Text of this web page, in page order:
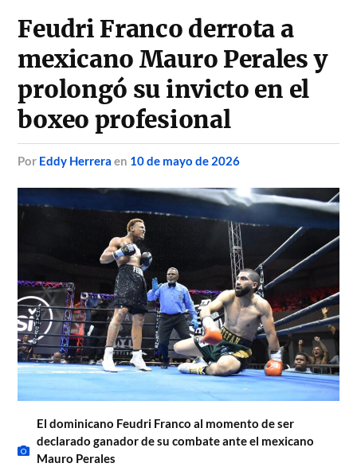
Feudri Franco derrota a
mexicano Mauro Perales y
prolongó su invicto en el
boxeo profesional
por Eddy Herrera en 10 de mayo de 2026
El dominicano Feudri Franco al momento de ser
declarado ganador de su combate ante el mexicano
Mauro Perales